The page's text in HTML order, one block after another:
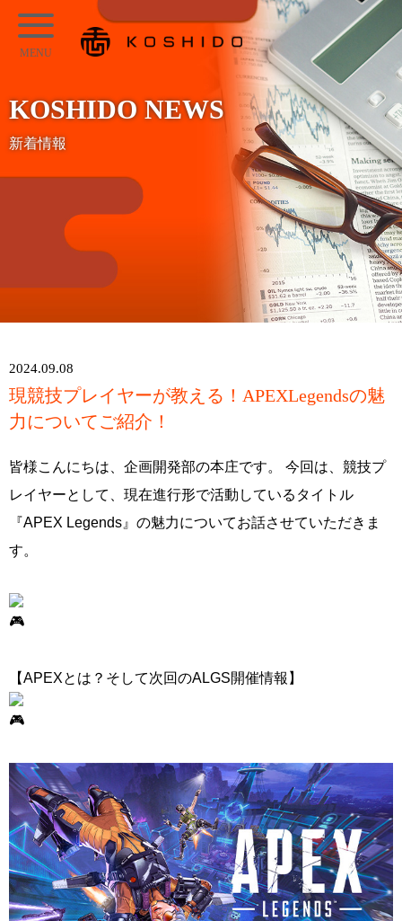
コ
ン
テ
ン
キ
ッ
KOSHIDO
メ
ュ
ー
KOSHIDO NEWS
新着情報
2024.09.08
現競技プレイヤーが教える！APEXLegendsの魅
力についてご紹介！
皆様こんにちは、企画開発部の本庄です。 今回は、競技プ
レイヤーとして、現在進行形で活動しているタイトル
『APEX Legends』の魅力についてお話させていただきま
す。
【APEXとは？そして次回のALGS開催情報】